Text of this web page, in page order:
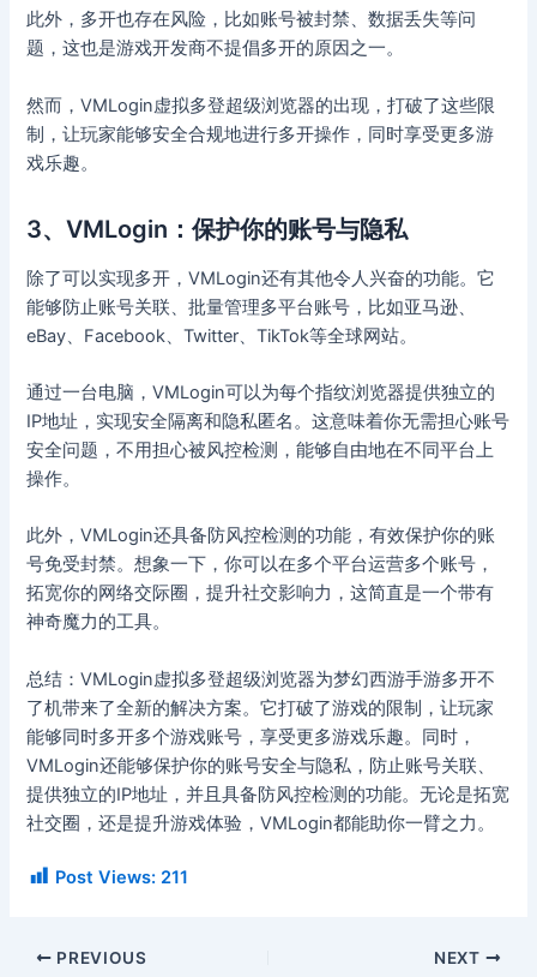
此外，多开也存在风险，比如账号被封禁、数据丢失等问
题，这也是游戏开发商不提倡多开的原因之一。
然而，VMLogin虚拟多登超级浏览器的出现，打破了这些限
制，让玩家能够安全合规地进行多开操作，同时享受更多游
戏乐趣。
3、VMLogin：保护你的账号与隐私
除了可以实现多开，VMLogin还有其他令人兴奋的功能。它
能够防止账号关联、批量管理多平台账号，比如亚马逊、
eBay、Facebook、Twitter、TikTok等全球网站。
通过一台电脑，VMLogin可以为每个指纹浏览器提供独立的
IP地址，实现安全隔离和隐私匿名。这意味着你无需担心账号
安全问题，不用担心被风控检测，能够自由地在不同平台上
操作。
此外，VMLogin还具备防风控检测的功能，有效保护你的账
号免受封禁。想象一下，你可以在多个平台运营多个账号，
拓宽你的网络交际圈，提升社交影响力，这简直是一个带有
神奇魔力的工具。
总结：VMLogin虚拟多登超级浏览器为梦幻西游手游多开不
了机带来了全新的解决方案。它打破了游戏的限制，让玩家
能够同时多开多个游戏账号，享受更多游戏乐趣。同时，
VMLogin还能够保护你的账号安全与隐私，防止账号关联、
提供独立的IP地址，并且具备防风控检测的功能。无论是拓宽
社交圈，还是提升游戏体验，VMLogin都能助你一臂之力。
Post Views: 211
PREVIOUS NEXT